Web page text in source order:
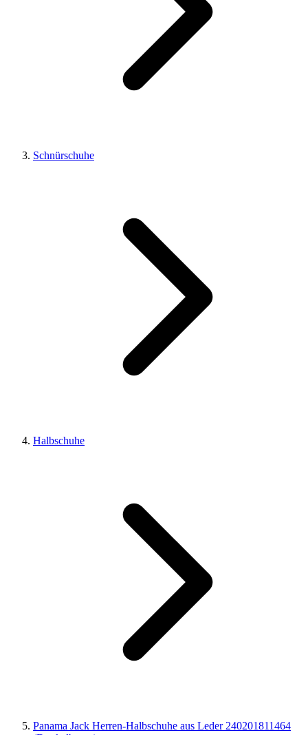
Schnürschuhe
Halbschuhe
Panama Jack Herren-Halbschuhe aus Leder 240201811464